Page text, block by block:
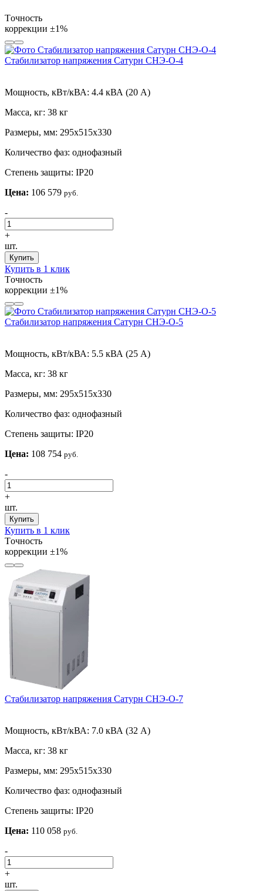
Tочность
коррекции ±1%
Стабилизатор напряжения Сатурн СНЭ-О-4
Мощность, кВт/кВА: 4.4 кВА (20 А)
Масса, кг: 38 кг
Размеры, мм: 295х515х330
Количество фаз: однофазный
Степень защиты: IP20
Цена: 106 579 руб.
-
+
шт.
Купить
Купить в 1 клик
Tочность
коррекции ±1%
Стабилизатор напряжения Сатурн СНЭ-О-5
Мощность, кВт/кВА: 5.5 кВА (25 А)
Масса, кг: 38 кг
Размеры, мм: 295х515х330
Количество фаз: однофазный
Степень защиты: IP20
Цена: 108 754 руб.
-
+
шт.
Купить
Купить в 1 клик
Tочность
коррекции ±1%
Стабилизатор напряжения Сатурн СНЭ-О-7
Мощность, кВт/кВА: 7.0 кВА (32 А)
Масса, кг: 38 кг
Размеры, мм: 295х515х330
Количество фаз: однофазный
Степень защиты: IP20
Цена: 110 058 руб.
-
+
шт.